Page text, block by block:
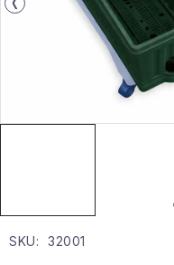
Gyermekeknek
Sziasztok, hív a nyár.
Karácsonyi esemény
SKU: 32001